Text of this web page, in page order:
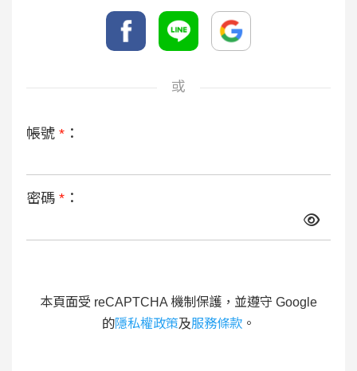
或
帳號 * ：
密碼 * ：
本頁面受 reCAPTCHA 機制保護，並遵守 Google
的隱私權政策及服務條款 。